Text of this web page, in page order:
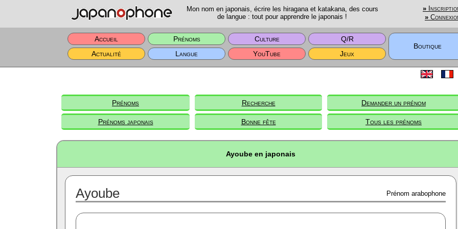
Mon nom en japonais, écrire les hiragana et katakana, des cours
de langue : tout pour apprendre le japonais !
»
»
Accueil Prénoms Culture
Q/R
Boutique
Actualité
Langue YouTube Jeux
Prénoms Recherche Demander un prénom
Prénoms japonais Bonne fête Tous les prénoms
Ayoube en japonais
Ayoube Prénom arabophone